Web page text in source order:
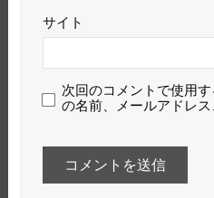
サイト
次回のコメントで使用
の名前、メールアドレス